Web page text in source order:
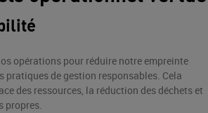
opérations pour réduire notre empreinte
pratiques de gestion responsables. Cela
des ressources, la réduction des déchets et
propres.